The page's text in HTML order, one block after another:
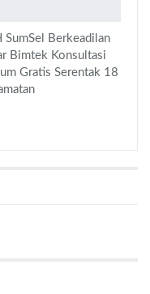
SumSel Berkeadilan
Bimtek Konsultasi
Gratis Serentak 18